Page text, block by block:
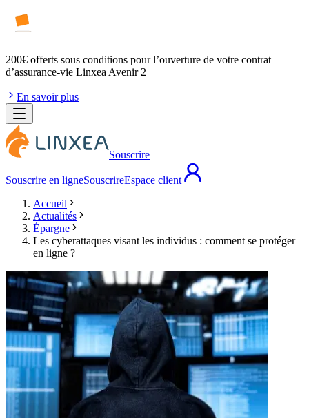
200€ offerts sous conditions pour l’ouverture de votre contrat
d’assurance-vie Linxea Avenir 2
En savoir plus
Souscrire
Souscrire en ligneSouscrireEspace client
Accueil
Actualités
Épargne
Les cyberattaques visant les individus : comment se protéger
en ligne ?